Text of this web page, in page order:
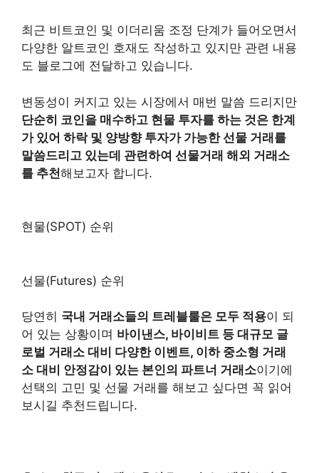
최근 비트코인 및 이더리움 조정 단계가 들어오면서
다양한 알트코인 호재도 작성하고 있지만 관련 내용
도 블로그에 전달하고 있습니다.
변동성이 커지고 있는 시장에서 매번 말씀 드리지만
단순히 코인을 매수하고 현물 투자를 하는 것은 한계
가 있어 하락 및 양방향 투자가 가능한 선물 거래를
말씀드리고 있는데 관련하여 선물거래 해외 거래소
를 추천해보고자 합니다.
현물(SPOT) 순위
선물(Futures) 순위
당연히 국내 거래소들의 트레블룰은 모두 적용이 되
어 있는 상황이며 바이낸스, 바이비트 등 대규모 글
로벌 거래소 대비 다양한 이벤트, 이하 중소형 거래
소 대비 안정감이 있는 본인의 파트너 거래소이기에
선택의 고민 및 선물 거래를 해보고 싶다면 꼭 읽어
보시길 추천드립니다.